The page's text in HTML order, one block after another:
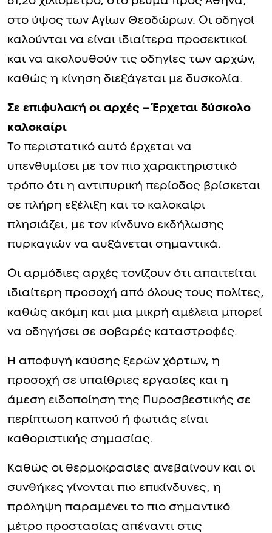
στο ύψος των Αγίων Θεοδώρων. Οι οδηγοί
καλούνται να είναι ιδιαίτερα προσεκτικοί
και να ακολουθούν τις οδηγίες των αρχών,
καθώς η κίνηση διεξάγεται με δυσκολία.
Σε επιφυλακή οι αρχές – Έρχεται δύσκολο
καλοκαίρι
Το περιστατικό αυτό έρχεται να
υπενθυμίσει με τον πιο χαρακτηριστικό
τρόπο ότι η αντιπυρική περίοδος βρίσκεται
σε πλήρη εξέλιξη και το καλοκαίρι
πλησιάζει, με τον κίνδυνο εκδήλωσης
πυρκαγιών να αυξάνεται σημαντικά.
Οι αρμόδιες αρχές τονίζουν ότι απαιτείται
ιδιαίτερη προσοχή από όλους τους πολίτες,
καθώς ακόμη και μια μικρή αμέλεια μπορεί
να οδηγήσει σε σοβαρές καταστροφές.
Η αποφυγή καύσης ξερών χόρτων, η
προσοχή σε υπαίθριες εργασίες και η
άμεση ειδοποίηση της Πυροσβεστικής σε
περίπτωση καπνού ή φωτιάς είναι
καθοριστικής σημασίας.
Καθώς οι θερμοκρασίες ανεβαίνουν και οι
συνθήκες γίνονται πιο επικίνδυνες, η
πρόληψη παραμένει το πιο σημαντικό
μέτρο προστασίας απέναντι στις